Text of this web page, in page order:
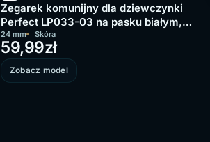
Zegarek komunijny dla dziewczynki
Perfect LP033-03 na pasku białym,
biała tarcza
24 mm Skóra
59,99zł
Zobacz model